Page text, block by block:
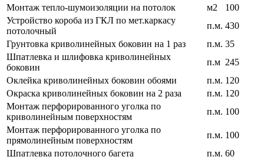
Монтаж тепло-шумоизоляции на потолок
м2
100
Устройство короба из ГКЛ по мет.каркасу
потолочный
п.м. 430
Грунтовка криволинейных боковин на 1 раз
п.м. 35
Шпатлевка и шлифовка криволинейных
боковин
п.м 245
Оклейка криволинейных боковин обоями
п.м. 120
Окраска криволинейных боковин на 2 раза
п.м. 120
Монтаж перфорированного уголка по
криволинейным поверхностям
п.м. 100
Монтаж перфорированного уголка по
прямолинейным поверхностям
п.м. 100
Шпатлевка потолочного багета
п.м. 60